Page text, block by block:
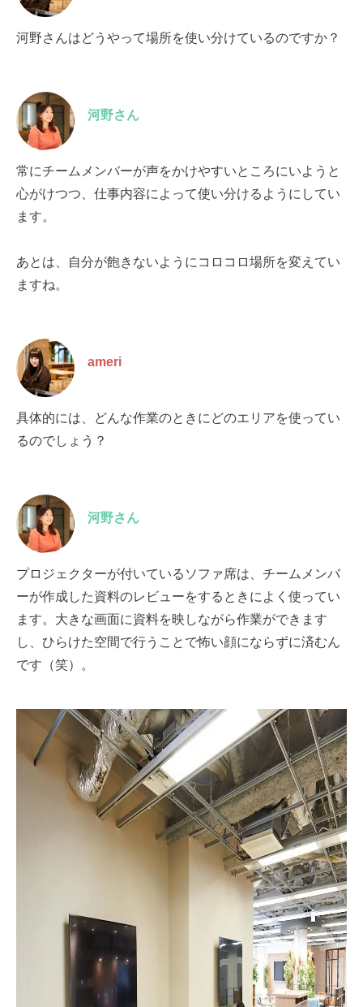
河野さんはどうやって場所を使い分けているのですか？
河野さん
常にチームメンバーが声をかけやすいところにいようと
心がけつつ、仕事内容によって使い分けるようにしてい
ます。
あとは、自分が飽きないようにコロコロ場所を変えてい
ますね。
ameri
具体的には、どんな作業のときにどのエリアを使ってい
るのでしょう？
河野さん
プロジェクターが付いているソファ席は、チームメンバ
ーが作成した資料のレビューをするときによく使ってい
ます。大きな画面に資料を映しながら作業ができます
し、ひらけた空間で行うことで怖い顔にならずに済むん
です（笑）。